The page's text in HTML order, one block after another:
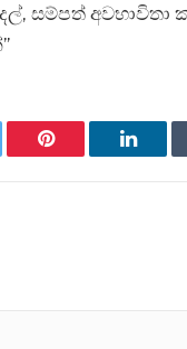
සම්පත් අවභාවිතා
Pinterest